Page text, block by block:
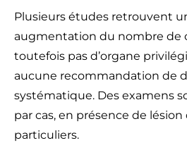
Plusieurs études retrouvent
augmentation du nombre de
toutefois pas d’organe
aucune recommandation de
systématique. Des examens
par cas, en présence de
particuliers.